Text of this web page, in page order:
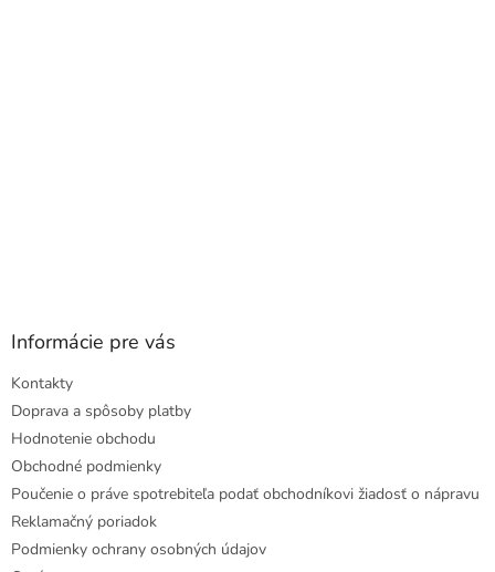
Informácie pre vás
Kontakty
Doprava a spôsoby platby
Hodnotenie obchodu
Obchodné podmienky
Poučenie o práve spotrebiteľa podať obchodníkovi žiadosť o nápravu
Reklamačný poriadok
Podmienky ochrany osobných údajov